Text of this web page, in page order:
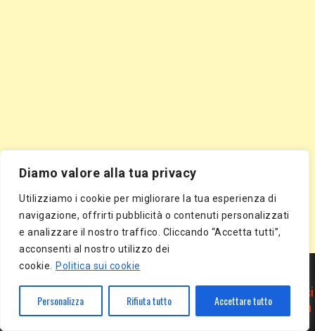
Diamo valore alla tua privacy
Utilizziamo i cookie per migliorare la tua esperienza di
navigazione, offrirti pubblicità o contenuti personalizzati
e analizzare il nostro traffico. Cliccando “Accetta tutti”,
acconsenti al nostro utilizzo dei
cookie.
Politica sui cookie
Personalizza Rifiuta tutto Accettare tutto
Segnala Sito Gratis| Segnala Azienda Gratis
Directory Gratis|Segnala Sito Gratis
Inserisci Azienda Gratis |Directory Gratis| Article Marketing
Inserisci
Articolo Gratis|Pubblica Articolo Gratis
Inserisci Comunicato Stampa